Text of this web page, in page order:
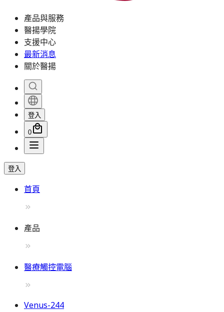
產品與服務
醫揚學院
支援中心
最新消息
關於醫揚
登入
0
登入
首頁
產品
醫療觸控電腦
Venus-244